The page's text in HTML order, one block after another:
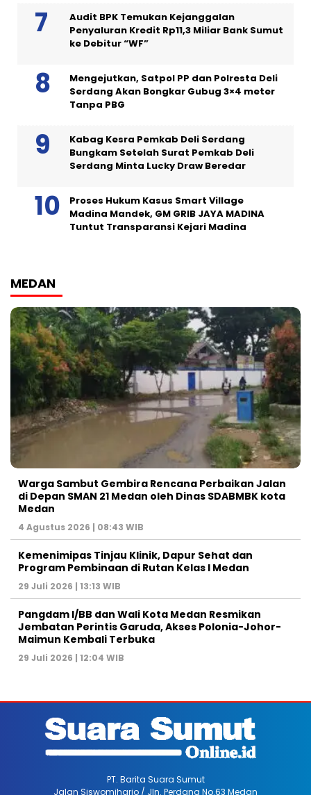
Audit BPK Temukan Kejanggalan
Penyaluran Kredit Rp11,3 Miliar Bank Sumut
ke Debitur “WF”
Mengejutkan, Satpol PP dan Polresta Deli
Serdang Akan Bongkar Gubug 3×4 meter
Tanpa PBG
Kabag Kesra Pemkab Deli Serdang
Bungkam Setelah Surat Pemkab Deli
Serdang Minta Lucky Draw Beredar
Proses Hukum Kasus Smart Village
Madina Mandek, GM GRIB JAYA MADINA
Tuntut Transparansi Kejari Madina
MEDAN
Warga Sambut Gembira Rencana Perbaikan Jalan
di Depan SMAN 21 Medan oleh Dinas SDABMBK kota
Medan
4 Agustus 2026 | 08:43 WIB
Kemenimipas Tinjau Klinik, Dapur Sehat dan
Program Pembinaan di Rutan Kelas I Medan
29 Juli 2026 | 13:13 WIB
Pangdam I/BB dan Wali Kota Medan Resmikan
Jembatan Perintis Garuda, Akses Polonia-Johor-
Maimun Kembali Terbuka
29 Juli 2026 | 12:04 WIB
PT. Barita Suara Sumut
Jalan Siswomiharjo / Jln. Perdana No.63 Medan